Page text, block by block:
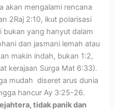
akan mengalami rencana
2Raj 2:10, ikut polarisasi
bukan yang hanyut dalam
dan jasmani lemah atau
makin indah, bukan 1:2,
kerajaan Surga Mat 6:33).
mudah diseret arus dunia
hancur Ay 3:25-26.
tidak panik dan